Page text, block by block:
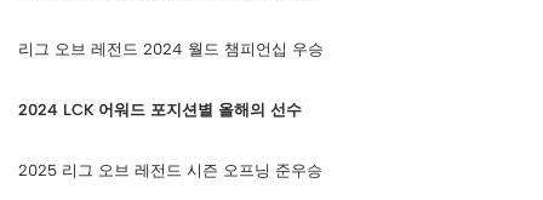
리그 오브 레전드 2024 월드 챔피언십 우승
2024 LCK 어워드 포지션별 올해의 선수
2025 리그 오브 레전드 시즌 오프닝 준우승